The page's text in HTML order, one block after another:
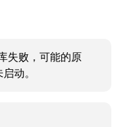
失败，可能的原
动。